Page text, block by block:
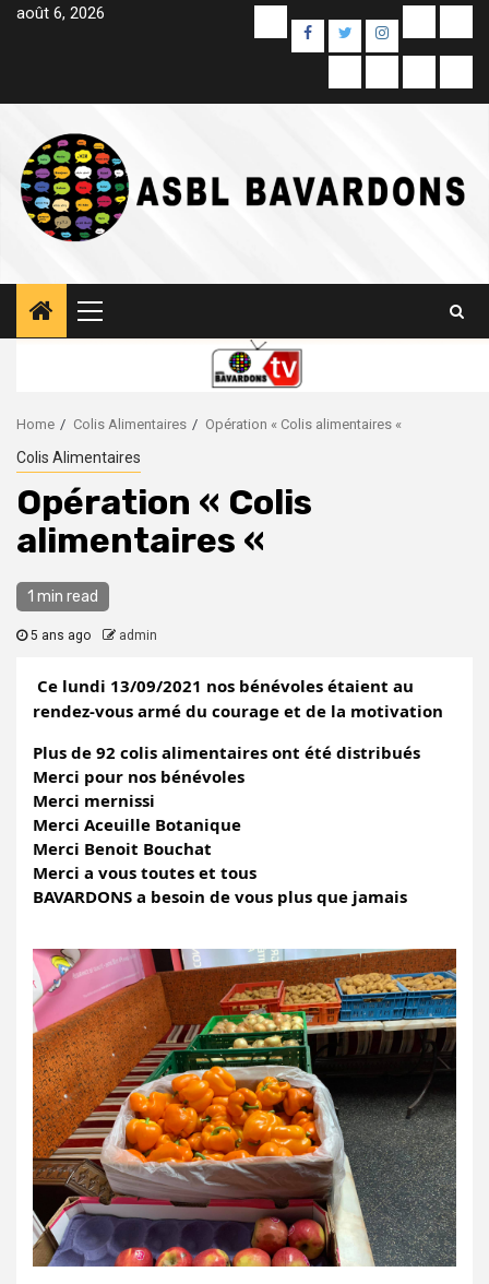
Skipaoût 6, 2026 Yelp
Facebook
TwitterInstagram
mail
Alimentairespropos
Primary
Menu
Home Colis Alimentaires Opération « Colis alimentaires «
Colis Alimentaires
Opération « Colis
alimentaires «
1 min read
5 ans ago admin
Ce lundi 13/09/2021 nos bénévoles étaient au
rendez-vous armé du courage et de la motivation
Plus de 92 colis alimentaires ont été distribués
Merci pour nos bénévoles
Merci mernissi
Merci Aceuille Botanique
Merci Benoit Bouchat
Merci a vous toutes et tous
BAVARDONS a besoin de vous plus que jamais